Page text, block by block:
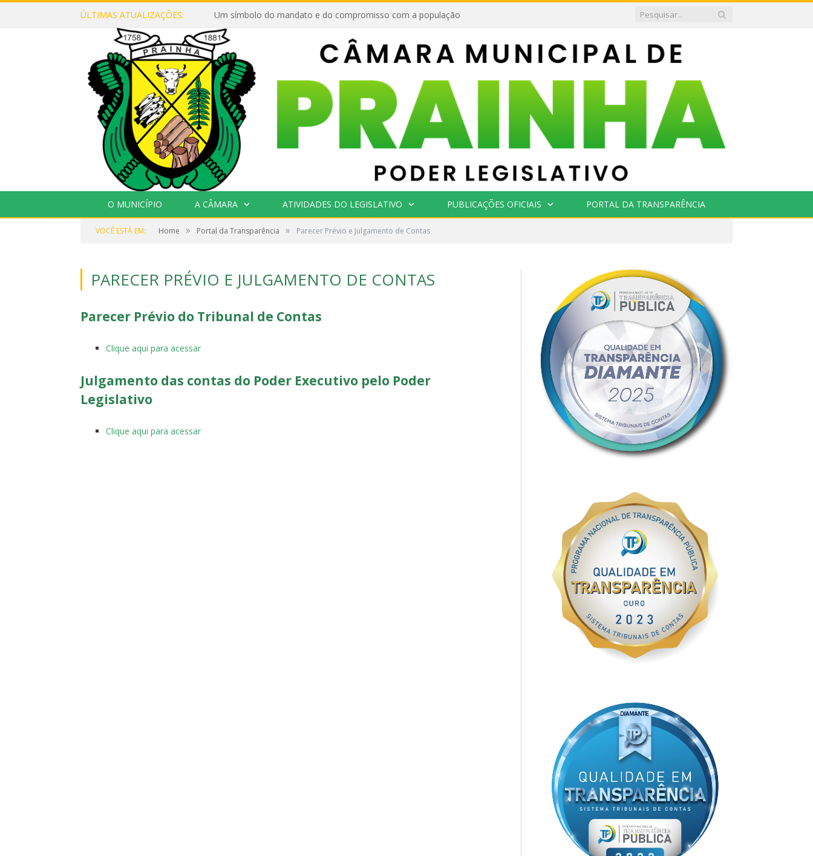
ÚLTIMAS ATUALIZAÇÕES: Um símbolo do mandato e do compromisso com a população
O MUNICÍPIO A CÂMARA ATIVIDADES DO LEGISLATIVO PUBLICAÇÕES OFICIAIS PORTAL DA TRANSPARÊNCIA
VOCÊ ESTÁ EM: Home » Portal da Transparência » Parecer Prévio e Julgamento de Contas
PARECER PRÉVIO E JULGAMENTO DE CONTAS
Parecer Prévio do Tribunal de Contas
Clique aqui para acessar
Julgamento das contas do Poder Executivo pelo Poder
Legislativo
Clique aqui para acessar